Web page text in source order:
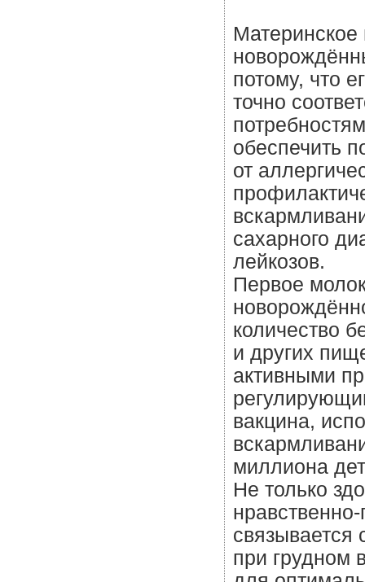
потому, что
точно
обеспечить
от
сахарного
лейкозов.
Первое
количество
и других
активными
вакцина,
миллиона
Не только
связывается
при грудном